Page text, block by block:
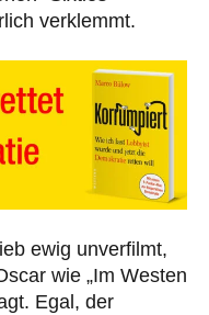
verklemmt.
ewig unverfilmt,
wie „Im Westen
Egal, der